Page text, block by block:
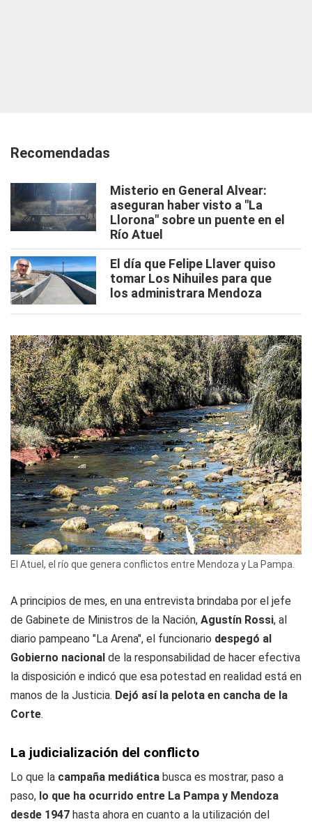
Recomendadas
Misterio en General Alvear:
aseguran haber visto a "La
Llorona" sobre un puente en el
Río Atuel
El día que Felipe Llaver quiso
tomar Los Nihuiles para que
los administrara Mendoza
El Atuel, el río que genera conflictos entre Mendoza y La Pampa.
A principios de mes, en una entrevista brindaba por el jefe
de Gabinete de Ministros de la Nación, Agustín Rossi, al
diario pampeano "La Arena", el funcionario despegó al
Gobierno nacional de la responsabilidad de hacer efectiva
la disposición e indicó que esa potestad en realidad está en
manos de la Justicia. Dejó así la pelota en cancha de la
Corte.
La judicialización del conflicto
Lo que la campaña mediática busca es mostrar, paso a
paso, lo que ha ocurrido entre La Pampa y Mendoza
desde 1947 hasta ahora en cuanto a la utilización del